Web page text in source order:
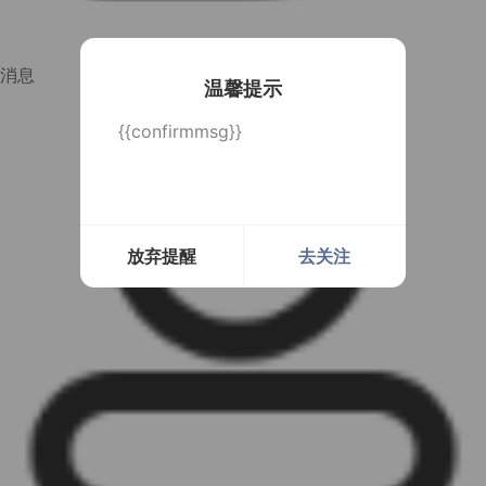
温馨提示
{{confirmmsg}}
放弃提醒 去关注
消息